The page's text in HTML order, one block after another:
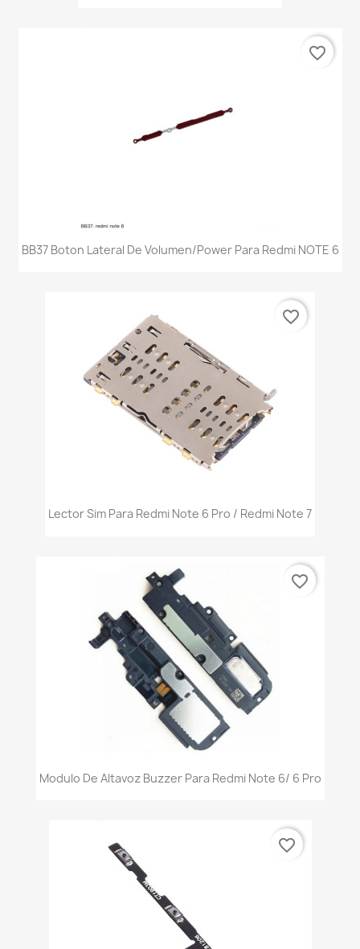
BB37 Boton Lateral De Volumen/Power Para Redmi NOTE 6
favorite_border
Lector Sim Para Redmi Note 6 Pro / Redmi Note 7
favorite_border
Modulo De Altavoz Buzzer Para Redmi Note 6/ 6 Pro
favorite_border
favorite_border